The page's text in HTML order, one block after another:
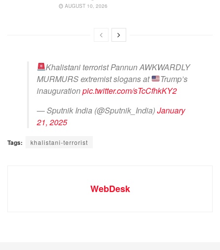
AUGUST 10, 2026
Khalistani terrorist Pannun AWKWARDLY
MURMURS extremist slogans at
Trump’s
inaugurationpic.twitter.com/sTcCfhkKY2
— Sputnik India (@Sputnik_India)January
21, 2025
Tags: khalistani-terrorist
WebDesk